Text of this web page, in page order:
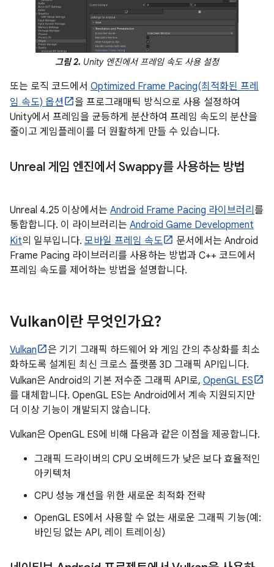
그림 2. Unity 엔진에서 프레임 속도 사용 설정
또는 로직 코드에서 Optimized Frame Pacing(최적화된 프레
임 속도) 옵션
을 프로그래매틱 방식으로 사용 설정하여
Unity에서 프레임을 균등하게 분산하여 프레임 속도의 분산을
줄이고 게임플레이를 더 원활하게 만들 수 있습니다.
Unreal 게임 엔진에서 Swappy를 사용하는 방법
Unreal 4.25 이상에서는 Android Frame Pacing 라이브러리 를
통합합니다. 이 라이브러리는 Android Game Development
Kit의 일부입니다. 모바일 프레임 속도
문서에서는 Android
Frame Pacing 라이브러리를 사용하는 방법과 C++ 코드에서
프레임 속도를 제어하는 방법을 설명합니다.
Vulkan이란 무엇인가요?
Vulkan
은 기기 그래픽 하드웨어 와 게임 간의 추상화를 최소
화하도록 설계된 최신 크로스 플랫폼 3D 그래픽 API입니다.
Vulkan은 Android의 기본 저수준 그래픽 API로, OpenGL ES
를 대체합니다. OpenGL ES는 Android에서 계속 지원되지만
더 이상 기능이 개발되지 않습니다.
Vulkan은 OpenGL ES에 비해 다음과 같은 이점을 제공합니다.
그래픽 드라이버의 CPU 오버헤드가 낮은 보다 효율적인
아키텍처
CPU 성능 개선을 위한 새로운 최적화 전략
OpenGL ES에서 사용할 수 없는 새로운 그래픽 기능(예:
바인딩 없는 API, 레이 트레이싱)